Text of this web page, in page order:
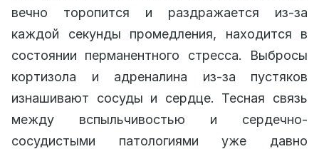
вечно торопится и раздражается из-за
каждой секунды промедления, находится в
состоянии перманентного стресса. Выбросы
кортизола и адреналина из-за пустяков
изнашивают сосуды и сердце. Тесная связь
между вспыльчивостью и сердечно-
сосудистыми патологиями уже давно